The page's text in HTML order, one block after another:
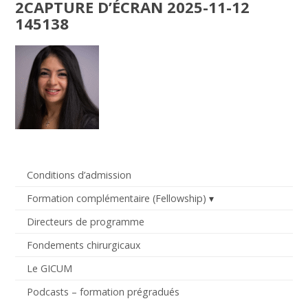
Conditions d’admission
Formation complémentaire (Fellowship)
Directeurs de programme
Fondements chirurgicaux
Le GICUM
Podcasts – formation prégradués
2CAPTURE D’ÉCRAN 2025-11-12
145138